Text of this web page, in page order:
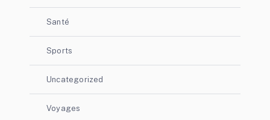
Santé
Sports
Uncategorized
Voyages